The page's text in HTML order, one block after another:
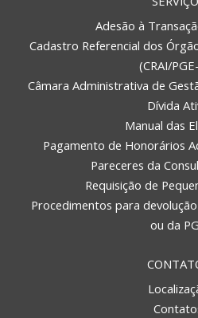
Adesão à
Cadastro Referencial dos
(CRAI/
Câmara Administrativa de
Dívida
Manual das
Pagamento de Honorários
Pareceres da
Requisição de
Procedimentos para
ou da